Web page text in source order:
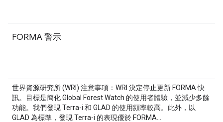
FORMA 警示
世界資源研究所 (WRI) 注意事項：WRI 決定停止更新 FORMA 快
訊。目標是簡化 Global Forest Watch 的使用者體驗，並減少多餘
功能。我們發現 Terra-i 和 GLAD 的使用頻率較高。此外，以
GLAD 為標準，發現 Terra-i 的表現優於 FORMA…